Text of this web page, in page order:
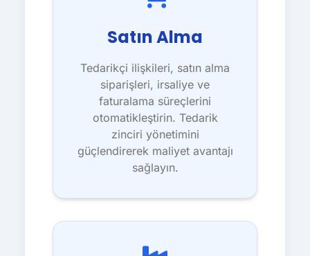
Satın Alma
Tedarikçi ilişkileri, satın alma
siparişleri, irsaliye ve
faturalama süreçlerini
otomatikleştirin. Tedarik
zinciri yönetimini
güçlendirerek maliyet avantajı
sağlayın.